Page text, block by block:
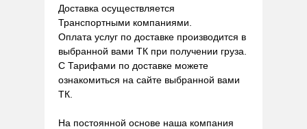
Доставка осуществляется
Транспортными компаниями.
Оплата услуг по доставке производится в
выбранной вами ТК при получении груза.
С Тарифами по доставке можете
ознакомиться на сайте выбранной вами
ТК.
На постоянной основе наша компания